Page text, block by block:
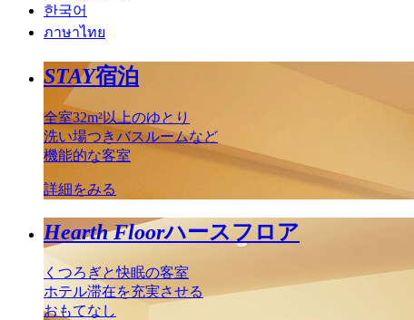
한국어
ภาษาไทย
STAY宿泊
全室32m²以上のゆとり
洗い場つきバスルームなど
機能的な客室
詳細をみる
Hearth Floorハースフロア
くつろぎと快眠の客室
ホテル滞在を充実させる
おもてなし